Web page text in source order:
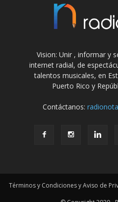
Vision: Unir , informar y
internet radial, de
talentos musicales, en
Puerto Rico y
Contáctanos:
Términos y Condiciones y Aviso de